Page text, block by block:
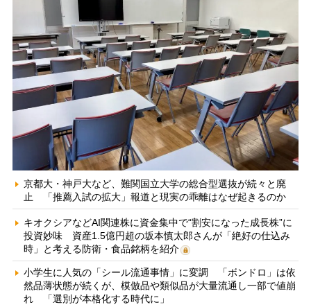
京都大・神戸大など、難関国立大学の総合型選抜が続々と廃
止 「推薦入試の拡大」報道と現実の乖離はなぜ起きるのか
キオクシアなどAI関連株に資金集中で“割安になった成長株”に
投資妙味 資産1.5億円超の坂本慎太郎さんが「絶好の仕込み
時」と考える防衛・食品銘柄を紹介
小学生に人気の「シール流通事情」に変調 「ボンドロ」は依
然品薄状態が続くが、模倣品や類似品が大量流通し一部で値崩
れ 「選別が本格化する時代に」